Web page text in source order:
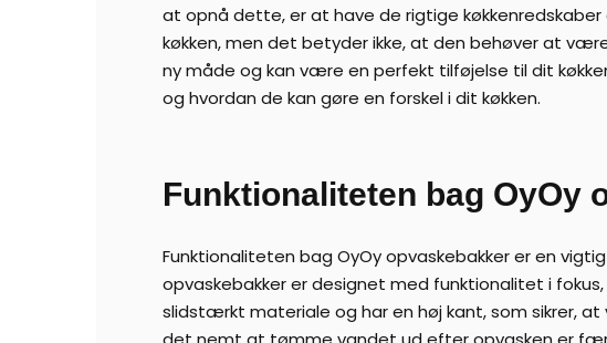
at opnå dette, er at have de rigtige køkkenredskaber
køkken, men det betyder ikke, at den behøver at
ny måde og kan være en perfekt tilføjelse til dit
og hvordan de kan gøre en forskel i dit køkken.
Funktionaliteten bag OyOy
Funktionaliteten bag OyOy opvaskebakker er en
opvaskebakker er designet med funktionalitet i
slidstærkt materiale og har en høj kant, som sikrer,